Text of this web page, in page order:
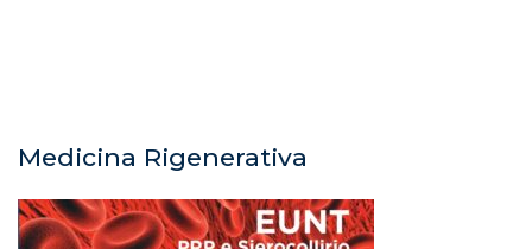
Medicina Rigenerativa